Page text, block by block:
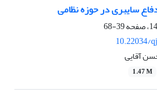
سایبری در حوزه نظامی
39-68
10.22034/
آقایی
1.47 M